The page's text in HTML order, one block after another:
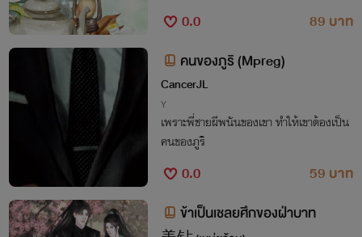
0.0
89 บาท
คนของภูริ (Mpreg)
CancerJL
Y
เพราะพี่ชายผีพนันของเขา ทำให้เขาต้องเป็น
คนของภูริ
0.0
59 บาท
ข้าเป็นเชลยศึกของฝ่าบาท